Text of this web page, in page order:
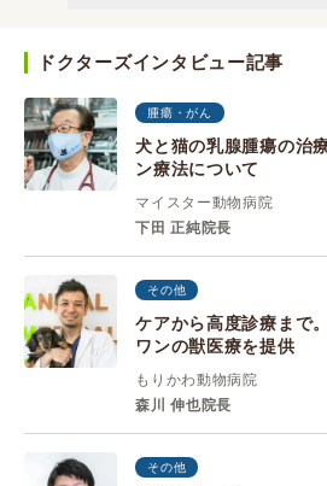
ドクターズインタビュー記事
腫瘍・がん
犬と猫の乳腺腫瘍の治
ン療法について
マイスター動物病院
下田 正純院長
その他
ケアから高度診療まで
ワンの獣医療を提供
もりかわ動物病院
森川 伸也院長
その他